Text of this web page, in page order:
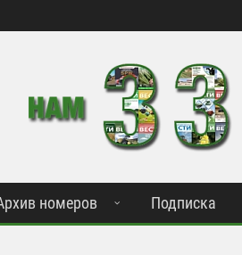
номеров Подписка